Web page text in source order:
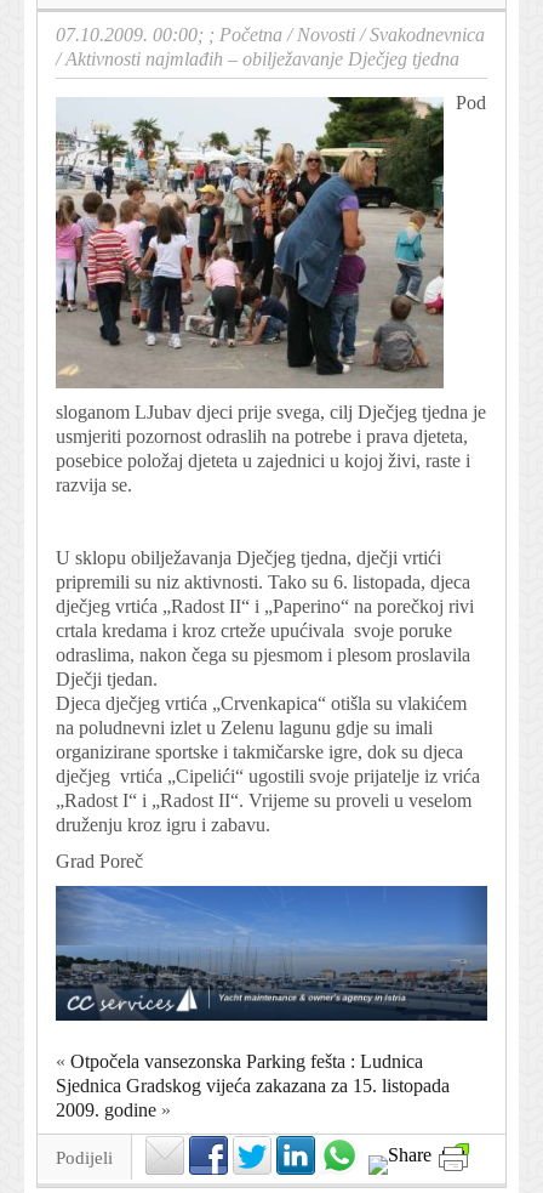
07.10.2009. 00:00; ; Početna /Novosti /Svakodnevnica
/Aktivnosti najmlađih – obilježavanje Dječjeg tjedna
Pod
sloganom LJubav djeci prije svega, cilj Dječjeg tjedna je
usmjeriti pozornost odraslih na potrebe i prava djeteta,
posebice položaj djeteta u zajednici u kojoj živi, raste i
razvija se.
U sklopu obilježavanja Dječjeg tjedna, dječji vrtići
pripremili su niz aktivnosti. Tako su 6. listopada, djeca
dječjeg vrtića „Radost II“ i „Paperino“ na porečkoj rivi
crtala kredama i kroz crteže upućivala svoje poruke
odraslima, nakon čega su pjesmom i plesom proslavila
Dječji tjedan.
Djeca dječjeg vrtića „Crvenkapica“ otišla su vlakićem
na poludnevni izlet u Zelenu lagunu gdje su imali
organizirane sportske i takmičarske igre, dok su djeca
dječjeg vrtića „Cipelići“ ugostili svoje prijatelje iz vrića
„Radost I“ i „Radost II“. Vrijeme su proveli u veselom
druženju kroz igru i zabavu.
Grad Poreč
« Otpočela vansezonska Parking fešta : Ludnica
Sjednica Gradskog vijeća zakazana za 15. listopada
2009. godine »
Podijeli